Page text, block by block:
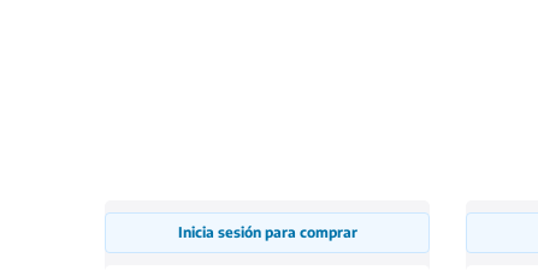
Inicia sesión para comprar